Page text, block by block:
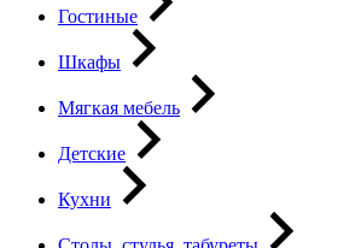
Гостиные
Шкафы
Мягкая мебель
Детские
Кухни